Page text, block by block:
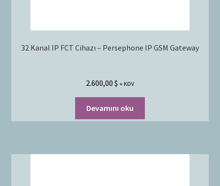
32 Kanal IP FCT Cihazı – Persephone IP GSM Gateway
2.600,00 $ + KDV
Devamını oku